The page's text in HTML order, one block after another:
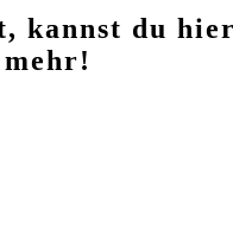
kannst du